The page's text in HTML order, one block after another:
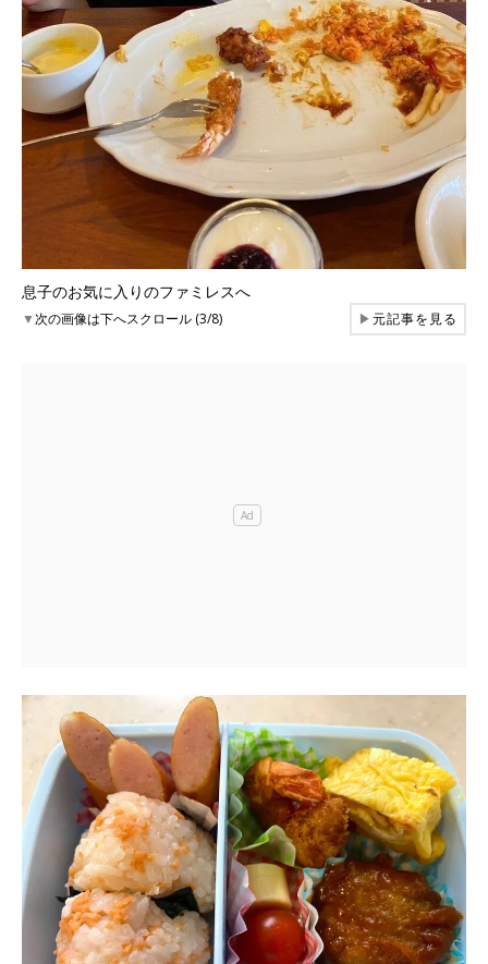
息子のお気に入りのファミレスへ
▼次の画像は下へスクロール (3/8) ▶元記事を見る